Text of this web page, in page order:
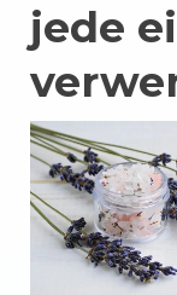
jede